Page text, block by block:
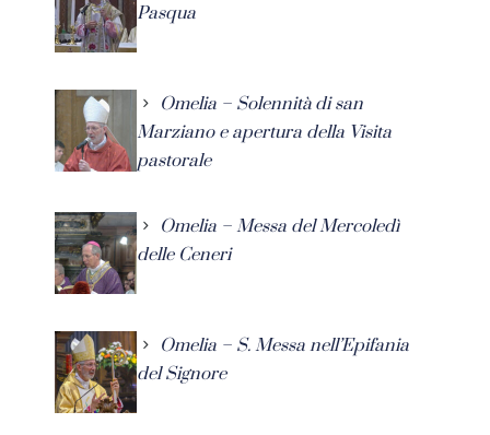
Pasqua
Omelia – Solennità di san
Marziano e apertura della Visita
pastorale
Omelia – Messa del Mercoledì
delle Ceneri
Omelia – S. Messa nell’Epifania
del Signore